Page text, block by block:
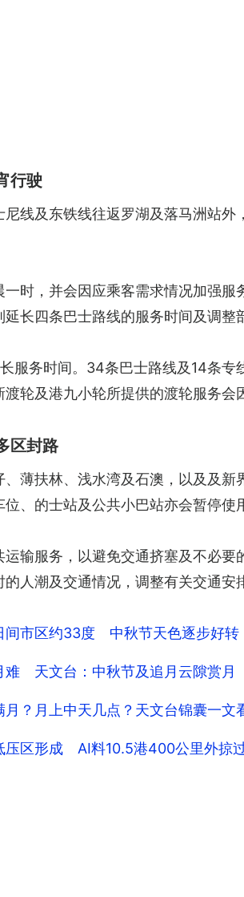
行驶
线及东铁线往返罗湖及落马洲站
时，并会因应乘客需求情况加强
长四条巴士路线的服务时间及调整
服务时间。34条巴士路线及14条
轮及港九小轮所提供的渡轮服务会
区封路
薄扶林、浅水湾及石澳，以及及
、的士站及公共小巴站亦会暂停使
输服务，以避免交通挤塞及不必
人潮及交通情况，调整有关交通安
市区约33度 中秋节天色逐步好转
难 天文台：中秋节及追月云隙赏月
？月上中天几点？天文台锦囊一文
压区形成 AI料10.5港400公里外掠